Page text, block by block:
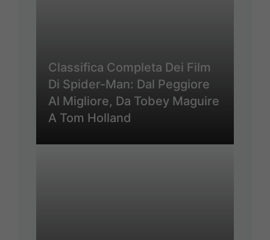
Classifica Completa Dei Film
Di Spider-Man: Dal Peggiore
Al Migliore, Da Tobey Maguire
A Tom Holland